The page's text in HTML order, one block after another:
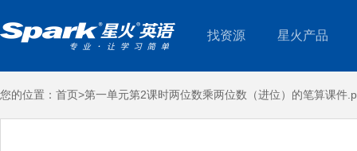
找资源 星火产品
您的位置： 首页>第一单元第2课时两位数乘两位数（进位）的笔算课件